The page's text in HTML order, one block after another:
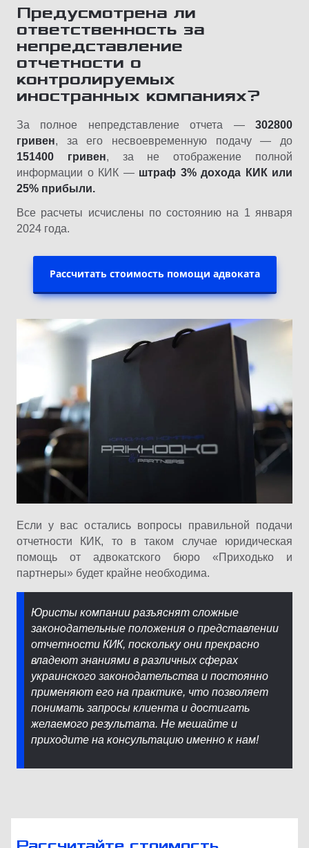
Предусмотрена ли
ответственность за
непредставление
отчетности о
контролируемых
иностранных компаниях?
За полное непредставление отчета — 302800
гривен, за его несвоевременную подачу — до
151400 гривен, за не отображение полной
информации о КИК — штраф 3% дохода КИК или
25% прибыли.
Все расчеты исчислены по состоянию на 1 января
2024 года.
Рассчитать стоимость помощи адвоката
Если у вас остались вопросы правильной подачи
отчетности КИК, то в таком случае юридическая
помощь от адвокатского бюро «Приходько и
партнеры» будет крайне необходима.
Юристы компании разъяснят сложные
законодательные положения о представлении
отчетности КИК, поскольку они прекрасно
владеют знаниями в различных сферах
украинского законодательства и постоянно
применяют его на практике, что позволяет
понимать запросы клиента и достигать
желаемого результата. Не мешайте и
приходите на консультацию именно к нам!